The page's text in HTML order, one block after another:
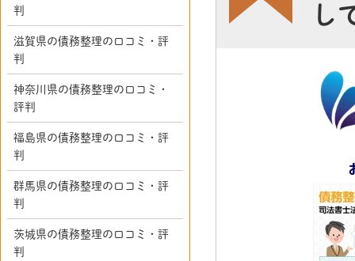
し
判
滋賀県の債務整理の口コミ・評
判
神奈川県の債務整理の口コミ・
評判
福島県の債務整理の口コミ・評
判
群馬県の債務整理の口コミ・評
判
茨城県の債務整理の口コミ・評
判